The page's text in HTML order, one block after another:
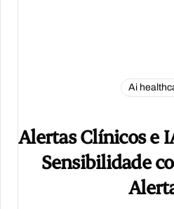
Ai
Alertas Clínicos e
Sensibilidade